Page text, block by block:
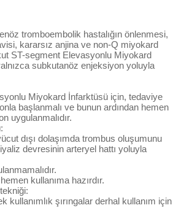
tromboembolik hastalığın önlenmesi,
kararsız anjina ve non-Q miyokard
ST-segment Elevasyonlu Miyokard
subkutanöz enjeksiyon yoluyla
Miyokard İnfarktüsü için, tedaviye
başlanmalı ve bunun ardından hemen
uygulanmalıdır.
dışı dolaşımda trombus oluşumunu
devresinin arteryel hattı yoluyla
kullanıma hazırdır.
kullanımlık şırıngalar derhal kullanım için